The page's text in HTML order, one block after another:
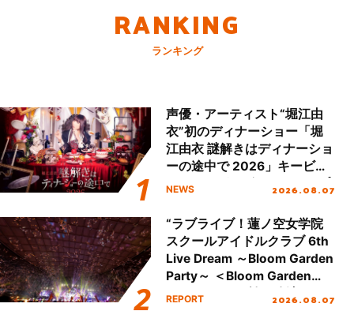
RANKING
ランキング
声優・アーティスト“堀江由
衣”初のディナーショー「堀
江由衣 謎解きはディナーショ
ーの途中で 2026」キービジ
ュアル＆グッズラインナップ
NEWS 2026.08.07
“ラブライブ！蓮ノ空女学院
スクールアイドルクラブ 6th
Live Dream ～Bloom Garden
Party～ ＜Bloom Garden
Party Stage／埼玉公演＞”
REPORT 2026.08.07